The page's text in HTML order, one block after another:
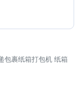
包裹纸箱打包机 纸箱